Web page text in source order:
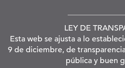
LEY DE
Esta web se ajusta a lo
9 de diciembre, de
pública y buen